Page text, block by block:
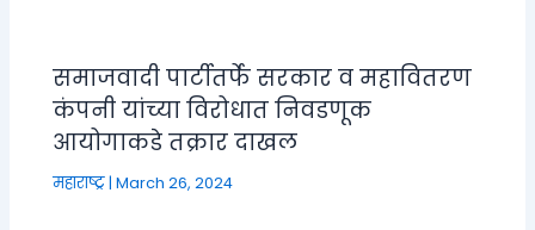
समाजवादी पार्टीतर्फे सरकार व महावितरण
कंपनी यांच्या विरोधात निवडणूक
आयोगाकडे तक्रार दाखल
महाराष्ट्र|March 26, 2024